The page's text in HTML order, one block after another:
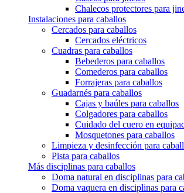
Chalecos protectores para
Instalaciones para caballos
Cercados para caballos
Cercados eléctricos
Cuadras para caballos
Bebederos para caballos
Comederos para caballos
Forrajeras para caballos
Guadarnés para caballos
Cajas y baúles para caballos
Colgadores para caballos
Cuidado del cuero en
Mosquetones para caballos
Limpieza y desinfección para
Pista para caballos
Más disciplinas para caballos
Doma natural en disciplinas para
Doma vaquera en disciplinas para